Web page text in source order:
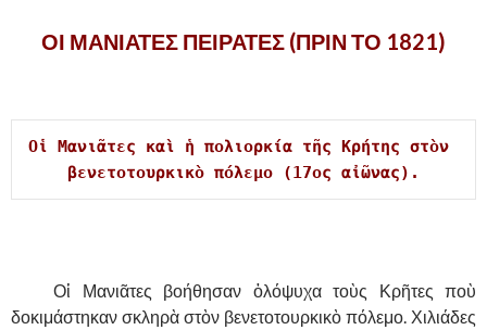
ΟΙ ΜΑΝΙΑΤΕΣ ΠΕΙΡΑΤΕΣ (ΠΡΙΝ ΤΟ 1821)
Οἱ Μανιᾶτες καὶ ἡ πολιορκία τῆς Κρήτης στὸν
βενετοτουρκικὸ πόλεμο (17ος αἰῶνας).
Οἱ Μανιᾶτες βοήθησαν ὁλόψυχα τοὺς Κρῆτες ποὺ
δοκιμάστηκαν σκληρὰ στὸν βενετοτουρκικὸ πόλεμο. Χιλιάδες